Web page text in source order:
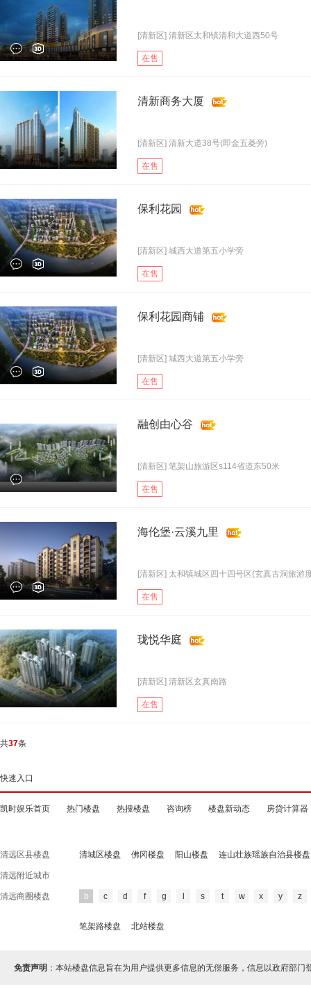
[清新区] 清新区太和镇清和大道西50号
在售
清新商务大厦
[清新区] 清新大道38号(即金五菱旁)
在售
保利花园
[清新区] 城西大道第五小学旁
在售
保利花园商铺
[清新区] 城西大道第五小学旁
在售
融创由心谷
[清新区] 笔架山旅游区s114省道东50米
在售
海伦堡·云溪九里
[清新区] 太和镇城区四十四号区(玄真古洞旅游
在售
珑悦华庭
[清新区] 清新区玄真南路
在售
共37条
快速入口
凯时娱乐首页 热门楼盘 热搜楼盘 咨询榜 楼盘新动态 房贷计算器
清远区县楼盘 清城区楼盘 佛冈楼盘 阳山楼盘 连山壮族瑶族自治县楼盘
清远附近城市
清远商圈楼盘 b c d f g s t w x y z
笔架路楼盘 北站楼盘
免责声明 ：本站楼盘信息旨在为用户提供更多信息的无偿服务，信息以政府部门